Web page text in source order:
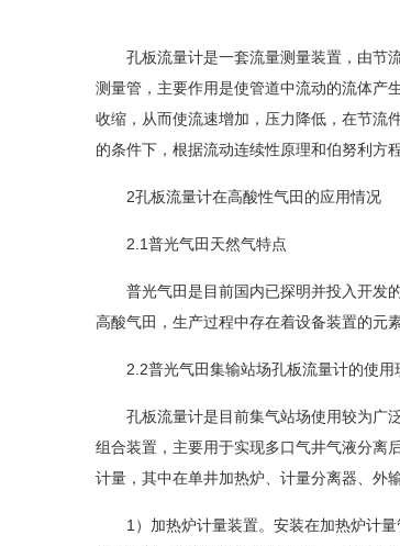
孔板流量计是一套流量测量装置，由节流
测量管，主要作用是使管道中流动的流体产
收缩，从而使流速增加，压力降低，在节流
的条件下，根据流动连续性原理和伯努利方
2孔板流量计在高酸性气田的应用情况
2.1普光气田天然气特点
普光气田是目前国内已探明并投入开发的
高酸气田，生产过程中存在着设备装置的元
2.2普光气田集输站场孔板流量计的使用
孔板流量计是目前集气站场使用较为广泛
组合装置，主要用于实现多口气井气液分离
计量，其中在单井加热炉、计量分离器、外
1）加热炉计量装置。安装在加热炉计量